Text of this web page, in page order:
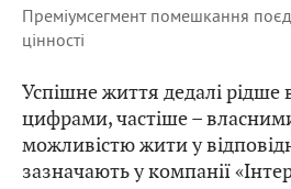
Преміумсегмент помешкання
цінності
Успішне життя дедалі
цифрами, частіше –
можливістю жити у
зазначають у компанії